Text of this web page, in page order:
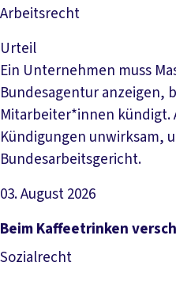
Arbeitsrecht
Urteil
Ein Unternehmen muss
Bundesagentur anzeigen,
Mitarbeiter*innen kündigt.
Kündigungen unwirksam,
Bundesarbeitsgericht.
03. August 2026
Artikel lesen
Beim Kaffeetrinken
Sozialrecht